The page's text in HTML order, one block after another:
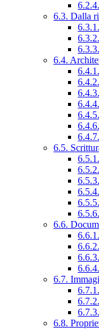
6.3. Dalla
6.4.
6.5.
6.6.
6.7.
6.8.